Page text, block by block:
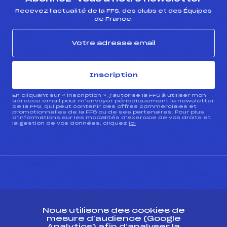
Recevez l’actualité de la FFS, des clubs et des Équipes
de France.
Inscription
En cliquant sur « inscription », j’autorise la FFS à utiliser mon
adresse email pour m’envoyer périodiquement la newsletter
de la FFS, qui peut contenir des offres commerciales et
promotionnelles de la FFS ou de ses partenaires. Pour plus
d’informations sur les modalités d’exercice de vos droits et
la gestion de vos données, cliquez ici
Nous utilisons des cookies de
mesure d’audience (Google